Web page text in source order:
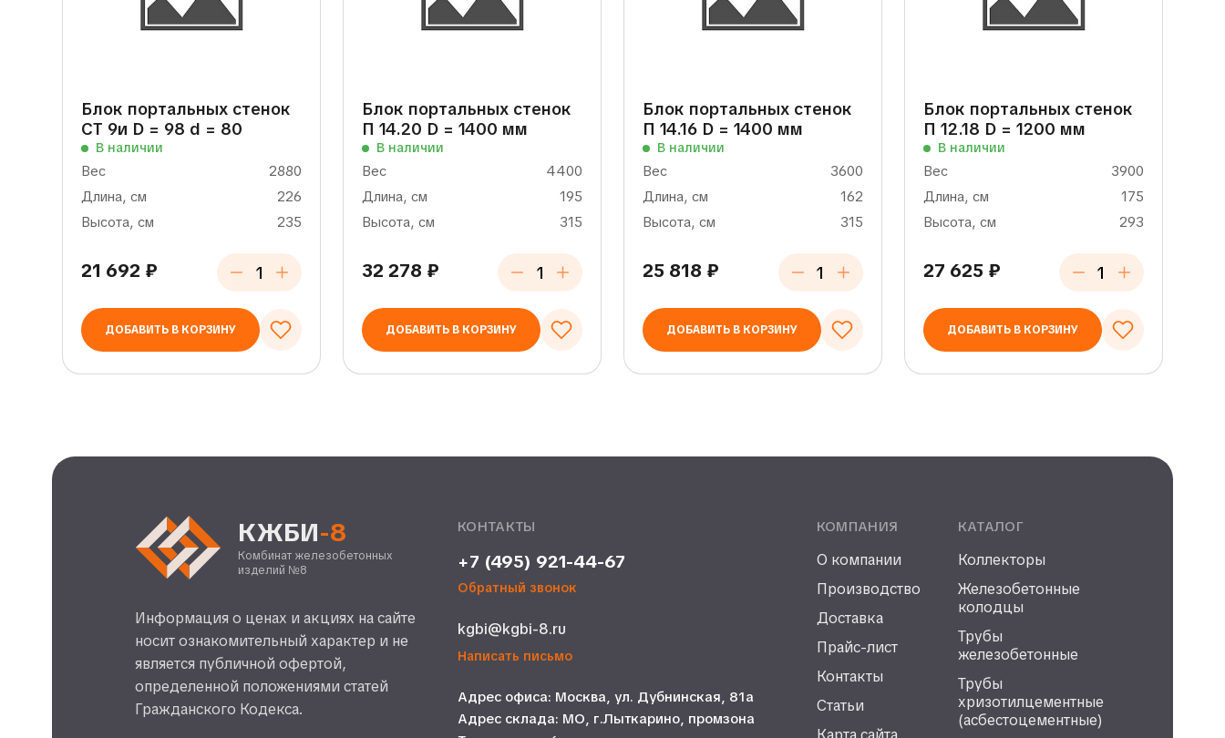
Блок портальных стенок
СТ 9и D = 98 d = 80
В наличии
Вес
2880
Длина, см
226
Высота, см
235
21 692 ₽
ДОБАВИТЬ В КОРЗИНУ
Блок портальных стенок
П 14.20 D = 1400 мм
В наличии
Вес
4400
Длина, см
195
Высота, см
315
32 278 ₽
ДОБАВИТЬ В КОРЗИНУ
Блок портальных стенок
П 14.16 D = 1400 мм
В наличии
Вес
3600
Длина, см
162
Высота, см
315
25 818 ₽
ДОБАВИТЬ В КОРЗИНУ
Блок портальных стенок
П 12.18 D = 1200 мм
В наличии
Вес
3900
Длина, см
175
Высота, см
293
27 625 ₽
ДОБАВИТЬ В КОРЗИНУ
КЖБИ-8
Комбинат железобетонных
изделий №8
Информация о ценах и акциях на сайте
носит ознакомительный характер и не
является публичной офертой,
определенной положениями статей
Гражданского Кодекса.
КОНТАКТЫ
+7 (495) 921-44-67
Обратный звонок
kgbi@kgbi-8.ru
Написать письмо
Адрес офиса: Москва, ул. Дубнинская, 81а
Адрес склада: МО, г.Лыткарино, промзона
КОМПАНИЯ
О компании
Производство
Доставка
Прайс-лист
Контакты
Статьи
КАТАЛОГ
Коллекторы
Железобетонные
колодцы
Трубы
железобетонные
Трубы
хризотилцементные
(асбестоцементные)